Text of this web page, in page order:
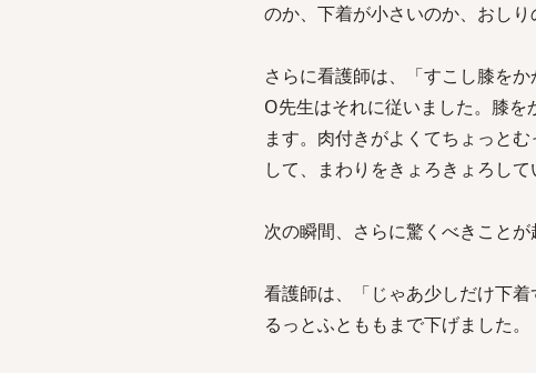
のか、下着が小さいのか、おしり
さらに看護師は、「すこし膝を
O先生はそれに従いました。膝
ます。肉付きがよくてちょっと
して、まわりをきょろきょろして
次の瞬間、さらに驚くべきことが
看護師は、「じゃあ少しだけ下
るっとふとももまで下げました。